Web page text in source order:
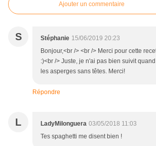
Ajouter un commentaire
S Stéphanie 15/06/2019 20:23
Bonjour,<br /> <br /> Merci pour cette
:)<br /> Juste, je n'ai pas bien suivit
les asperges sans têtes. Merci!
Répondre
L LadyMilonguera 03/05/2018 11:03
Tes spaghetti me disent bien !